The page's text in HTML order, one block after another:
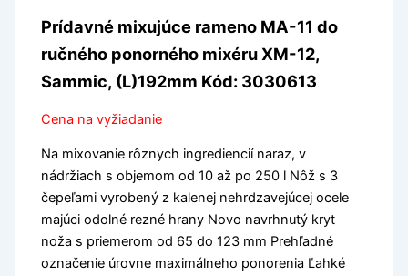
Prídavné mixujúce rameno MA-11 do
ručného ponorného mixéru XM-12,
Sammic, (L)192mm Kód: 3030613
Cena na vyžiadanie
Na mixovanie rôznych ingrediencií naraz, v
nádržiach s objemom od 10 až po 250 l Nôž s 3
čepeľami vyrobený z kalenej nehrdzavejúcej ocele
majúci odolné rezné hrany Novo navrhnutý kryt
noža s priemerom od 65 do 123 mm Prehľadné
označenie úrovne maximálneho ponorenia Ľahké